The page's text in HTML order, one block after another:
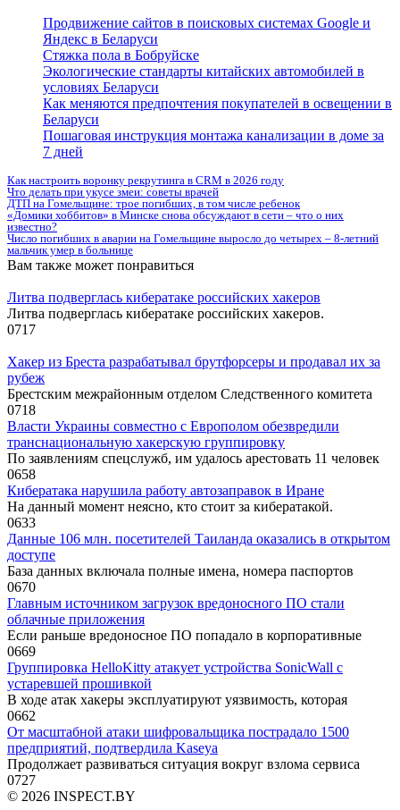
Продвижение сайтов в поисковых системах Google и
Яндекс в Беларуси
Стяжка пола в Бобруйске
Экологические стандарты китайских автомобилей в
условиях Беларуси
Как меняются предпочтения покупателей в освещении в
Беларуси
Пошаговая инструкция монтажа канализации в доме за
7 дней
Как настроить воронку рекрутинга в CRM в 2026 году
Что делать при укусе змеи: советы врачей
ДТП на Гомельщине: трое погибших, в том числе ребенок
«Домики хоббитов» в Минске снова обсуждают в сети – что о них
известно?
Число погибших в аварии на Гомельщине выросло до четырех – 8-летний
мальчик умер в больнице
Вам также может понравиться
Литва подверглась кибератаке российских хакеров
Литва подверглась кибератаке российских хакеров.
0717
Хакер из Бреста разрабатывал брутфорсеры и продавал их за
рубеж
Брестским межрайонным отделом Следственного комитета
0718
Власти Украины совместно с Европолом обезвредили
транснациональную хакерскую группировку
По заявлениям спецслужб, им удалось арестовать 11 человек
0658
Кибератака нарушила работу автозаправок в Иране
На данный момент неясно, кто стоит за кибератакой.
0633
Данные 106 млн. посетителей Таиланда оказались в открытом
доступе
База данных включала полные имена, номера паспортов
0670
Главным источником загрузок вредоносного ПО стали
облачные приложения
Если раньше вредоносное ПО попадало в корпоративные
0669
Группировка HelloKitty атакует устройства SonicWall с
устаревшей прошивкой
В ходе атак хакеры эксплуатируют уязвимость, которая
0662
От масштабной атаки шифровальщика пострадало 1500
предприятий, подтвердила Kaseya
Продолжает развиваться ситуация вокруг взлома сервиса
0727
© 2026 INSPECT.BY